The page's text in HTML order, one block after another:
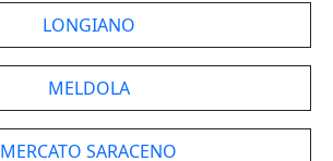
LONGIANO
MELDOLA
MERCATO SARACENO